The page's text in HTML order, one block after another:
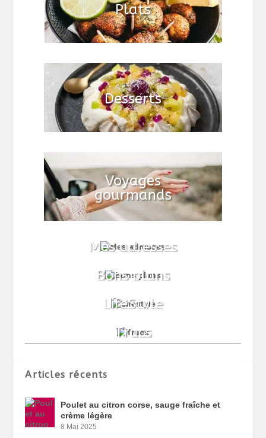
Articles récents
Poulet au citron corse, sauge fraîche et
crème légère
8 Mai 2025